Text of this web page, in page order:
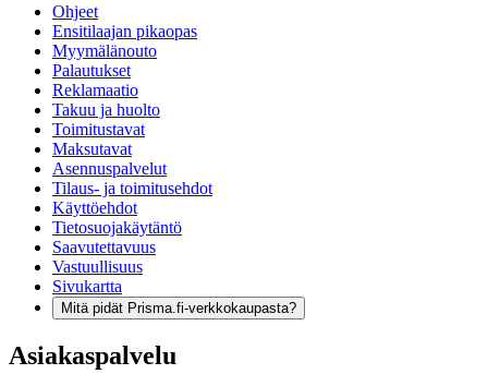
Ohjeet
Ensitilaajan pikaopas
Myymälänouto
Palautukset
Reklamaatio
Takuu ja huolto
Toimitustavat
Maksutavat
Asennuspalvelut
Tilaus- ja toimitusehdot
Käyttöehdot
Tietosuojakäytäntö
Saavutettavuus
Vastuullisuus
Sivukartta
Mitä pidät Prisma.fi-verkkokaupasta?
Asiakaspalvelu